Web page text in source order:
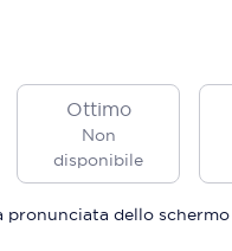
Ottimo
Non
disponibile
pronunciata dello